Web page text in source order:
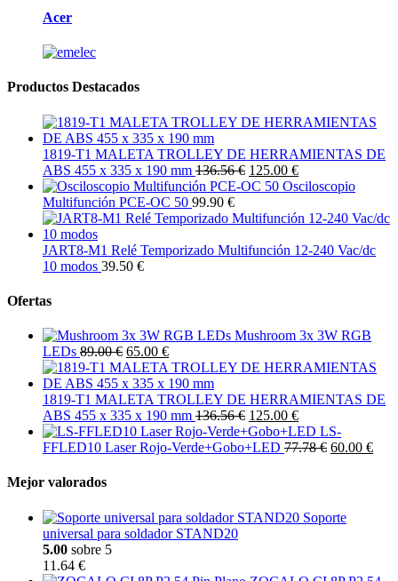
Acer
Productos Destacados
1819-T1 MALETA TROLLEY DE HERRAMIENTAS DE
ABS 455 x 335 x 190 mm 136.56 € 125.00 €
Osciloscopio
Multifunción PCE-OC 50 99.90 €
JART8-M1 Relé Temporizado Multifunción 12-240 Vac/dc
10 modos 39.50 €
Ofertas
Mushroom 3x 3W RGB
LEDs 89.00 € 65.00 €
1819-T1 MALETA TROLLEY DE HERRAMIENTAS DE
ABS 455 x 335 x 190 mm 136.56 € 125.00 €
LS-
FFLED10 Laser Rojo-Verde+Gobo+LED 77.78 € 60.00 €
Mejor valorados
Soporte
universal para soldador STAND20
5.00 sobre 5
11.64 €